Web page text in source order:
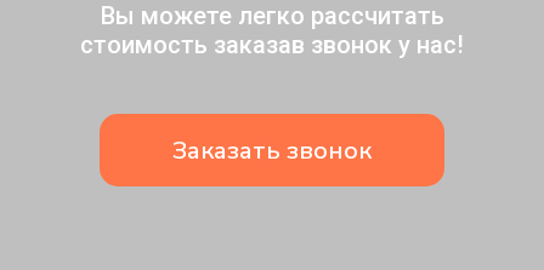
Вы можете легко рассчитать
стоимость заказав звонок у нас!
Заказать звонок